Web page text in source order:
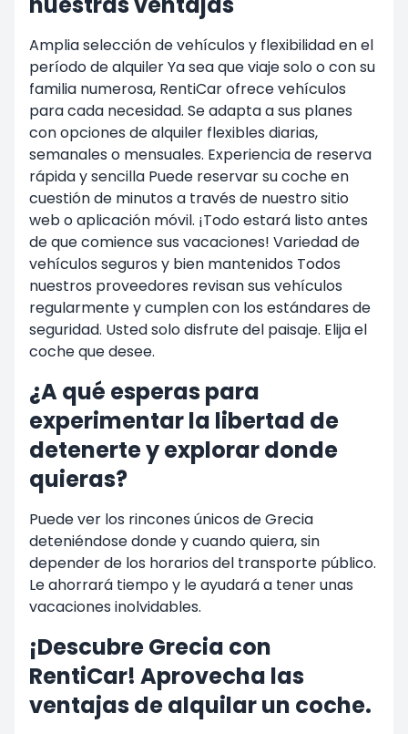
Amplia selección de vehículos y flexibilidad en el
período de alquiler Ya sea que viaje solo o con su
familia numerosa, RentiCar ofrece vehículos
para cada necesidad. Se adapta a sus planes
con opciones de alquiler flexibles diarias,
semanales o mensuales. Experiencia de reserva
rápida y sencilla Puede reservar su coche en
cuestión de minutos a través de nuestro sitio
web o aplicación móvil. ¡Todo estará listo antes
de que comience sus vacaciones! Variedad de
vehículos seguros y bien mantenidos Todos
nuestros proveedores revisan sus vehículos
regularmente y cumplen con los estándares de
seguridad. Usted solo disfrute del paisaje. Elija el
coche que desee.
¿A qué esperas para
experimentar la libertad de
detenerte y explorar donde
quieras?
Puede ver los rincones únicos de Grecia
deteniéndose donde y cuando quiera, sin
depender de los horarios del transporte público.
Le ahorrará tiempo y le ayudará a tener unas
vacaciones inolvidables.
¡Descubre Grecia con
RentiCar! Aprovecha las
ventajas de alquilar un coche.